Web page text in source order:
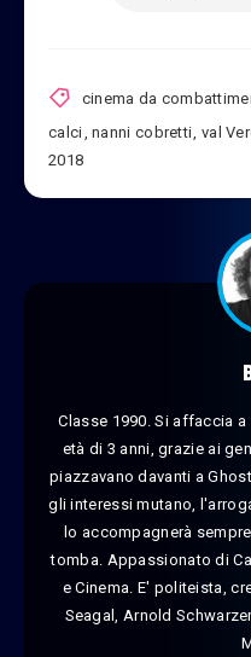
cinema da
calci,nanni cobretti, val
2018
Classe 1990. Si affaccia
età di 3 anni, grazie ai
piazzavano davanti a
gli interessi mutano,
lo accompagnerà
tomba. Appassionato di
e Cinema. E' politeista,
Seagal, Arnold